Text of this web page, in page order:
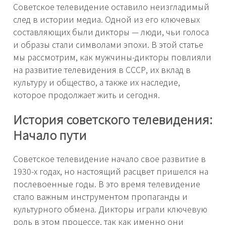
Советское телевидение оставило неизгладимый
след в истории медиа. Одной из его ключевых
составляющих были дикторы — люди, чьи голоса
и образы стали символами эпохи. В этой статье
мы рассмотрим, как мужчины-дикторы повлияли
на развитие телевидения в СССР, их вклад в
культуру и общество, а также их наследие,
которое продолжает жить и сегодня.
История советского телевидения:
Начало пути
Советское телевидение начало свое развитие в
1930-х годах, но настоящий расцвет пришелся на
послевоенные годы. В это время телевидение
стало важным инструментом пропаганды и
культурного обмена. Дикторы играли ключевую
роль в этом процессе, так как именно они